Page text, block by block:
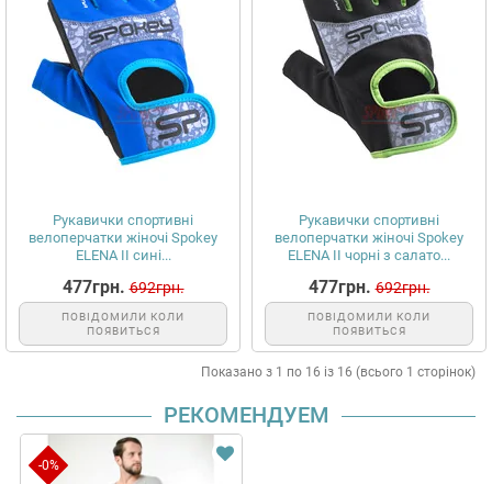
Рукавички спортивні
велоперчатки жіночі Spokey
ELENA II сині...
477грн. 692грн.
ПОВІДОМИЛИ КОЛИ
ПОЯВИТЬСЯ
Рукавички спортивні
велоперчатки жіночі Spokey
ELENA II чорні з салато...
477грн. 692грн.
ПОВІДОМИЛИ КОЛИ
ПОЯВИТЬСЯ
Показано з 1 по 16 із 16 (всього 1 сторінок)
РЕКОМЕНДУЕМ
-0%